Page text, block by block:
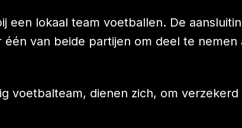
een lokaal team voetballen. De
van beide partijen om deel te nemen
voetbalteam, dienen zich, om verzekerd